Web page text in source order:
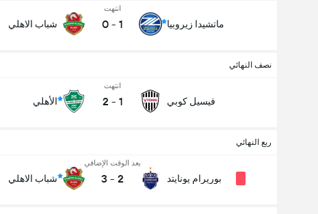
ماتشيدا زيروبيا
انتهت
1
-
0 شباب الاهلي
نصف النهائي
فيسيل كوبي
انتهت
1
-
2 الأهلي
ربع النهائي
بوريرام يونايتد
بعد الوقت الإضافي
2
-
3 شباب الاهلي